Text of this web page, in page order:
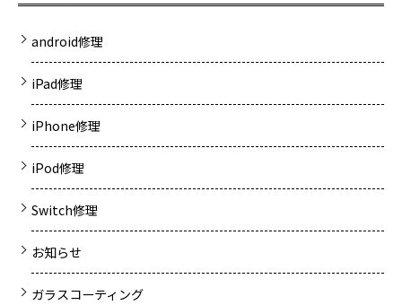
android修理
iPad修理
iPhone修理
iPod修理
Switch修理
お知らせ
ガラスコーティング